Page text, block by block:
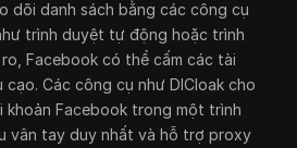
dõi danh sách bằng các công cụ
trình duyệt tự động hoặc trình
Facebook có thể cấm các tài
Các công cụ như DICloak cho
Facebook trong một trình
vân tay duy nhất và hỗ trợ proxy